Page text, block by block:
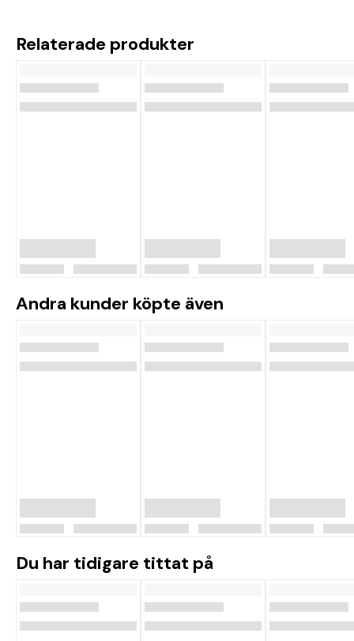
Relaterade produkter
Andra kunder köpte även
Du har tidigare tittat på